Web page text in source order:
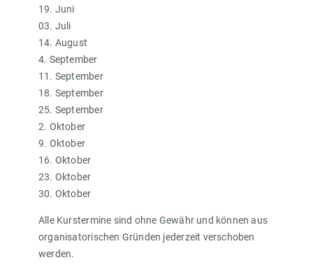
19. Juni
03. Juli
14. August
4. September
11. September
18. September
25. September
2. Oktober
9. Oktober
16. Oktober
23. Oktober
30. Oktober
Alle Kurstermine sind ohne Gewähr und können aus
organisatorischen Gründen jederzeit verschoben
werden.